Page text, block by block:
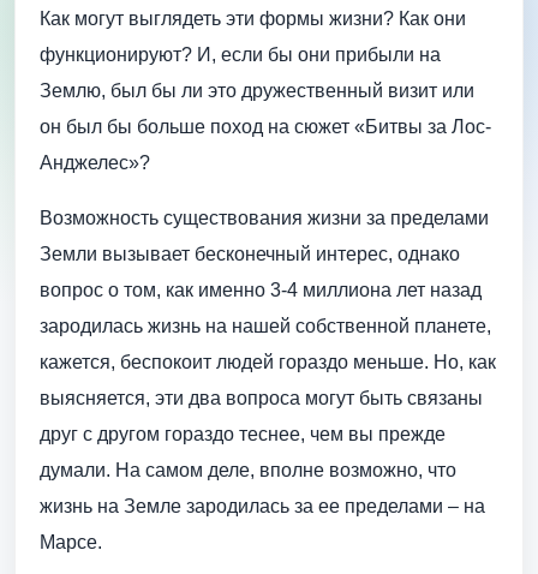
Как могут выглядеть эти формы жизни? Как они
функционируют? И, если бы они прибыли на
Землю, был бы ли это дружественный визит или
он был бы больше поход на сюжет «Битвы за Лос-
Анджелес»?
Возможность существования жизни за пределами
Земли вызывает бесконечный интерес, однако
вопрос о том, как именно 3-4 миллиона лет назад
зародилась жизнь на нашей собственной планете,
кажется, беспокоит людей гораздо меньше. Но, как
выясняется, эти два вопроса могут быть связаны
друг с другом гораздо теснее, чем вы прежде
думали. На самом деле, вполне возможно, что
жизнь на Земле зародилась за ее пределами – на
Марсе.